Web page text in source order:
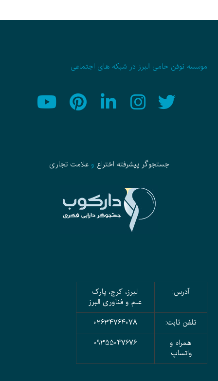
موسسه نوفن حامی البرز در شبکه های اجتماعی
جستجوگر پیشرفته اختراع وعلامت تجاری
آدرس:
البرز، کرج، پارک
علم و فناوری البرز
تلفن ثابت:
02634764078
همراه و
واتساپ:
09355047676